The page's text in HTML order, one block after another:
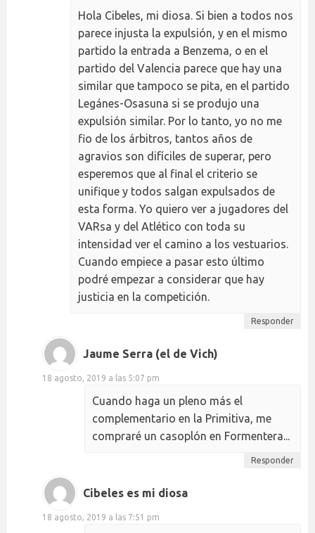
Hola Cibeles, mi diosa. Si bien a todos nos
parece injusta la expulsión, y en el mismo
partido la entrada a Benzema, o en el
partido del Valencia parece que hay una
similar que tampoco se pita, en el partido
Legánes-Osasuna si se produjo una
expulsión similar. Por lo tanto, yo no me
fio de los árbitros, tantos años de
agravios son difíciles de superar, pero
esperemos que al final el criterio se
unifique y todos salgan expulsados de
esta forma. Yo quiero ver a jugadores del
VARsa y del Atlético con toda su
intensidad ver el camino a los vestuarios.
Cuando empiece a pasar esto último
podré empezar a considerar que hay
justicia en la competición.
Responder
Jaume Serra (el de Vich)
18 agosto, 2019 a las 5:07 pm
Cuando haga un pleno más el
complementario en la Primitiva, me
compraré un casoplón en Formentera...
Responder
Cibeles es mi diosa
18 agosto, 2019 a las 7:51 pm